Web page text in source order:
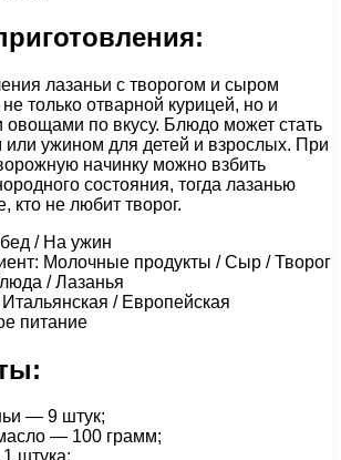
лазаньи с творогом и сыром
только отварной курицей, но и
овощами по вкусу. Блюдо может стать
ужином для детей и взрослых. При
начинку можно взбить
состояния, тогда лазанью
кто не любит творог.
/ На ужин
Молочные продукты / Сыр / Творог
/ Лазанья
/ Европейская
питание
— 9 штук;
— 100 грамм;